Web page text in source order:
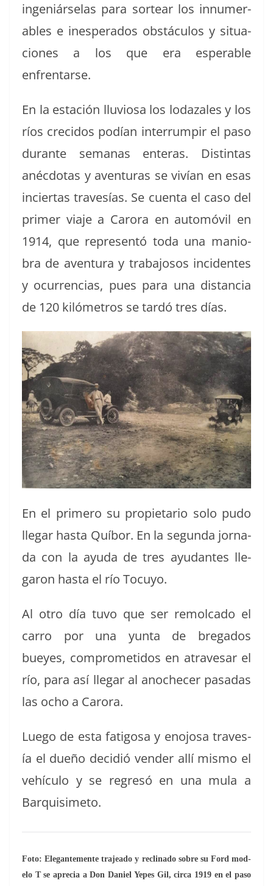
ingeniárse­las para sortear los innu­mer­
ables e ines­per­a­dos obstácu­los y situa­
ciones a los que era esper­a­ble
enfrentarse.
En la estación llu­viosa los lodaza­les y los
ríos cre­ci­dos podían inter­rum­pir el paso
durante sem­anas enteras. Dis­tin­tas
anéc­do­tas y aven­turas se vivían en esas
incier­tas trav­es­ías. Se cuen­ta el caso del
primer via­je a Caro­ra en automóvil en
1914, que rep­re­sen­tó toda una man­io­
bra de aven­tu­ra y tra­ba­josos inci­dentes
y ocur­ren­cias, pues para una dis­tan­cia
de 120 kilómet­ros se tardó tres días.
En el primero su propi­etario solo pudo
lle­gar has­ta Quí­bor. En la segun­da jor­na­
da con la ayu­da de tres ayu­dantes lle­
garon has­ta el río Tocuyo.
Al otro día tuvo que ser remol­ca­do el
car­ro por una yun­ta de bre­ga­dos
bueyes, com­pro­meti­dos en atrav­es­ar el
río, para así lle­gar al anochecer pasadas
las ocho a Carora.
Luego de esta fatigosa y eno­josa trav­es­
ía el dueño decidió vender allí mis­mo el
vehícu­lo y se regresó en una mula a
Barquisimeto.
Foto: Ele­gan­te­mente tra­jea­do y recli­na­do sobre su Ford mod­
e­lo T se apre­cia a Don Daniel Yepes Gil, cir­ca 1919 en el paso